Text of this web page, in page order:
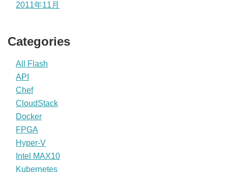
2011年11月
Categories
All Flash
API
Chef
CloudStack
Docker
FPGA
Hyper-V
Intel MAX10
Kubernetes